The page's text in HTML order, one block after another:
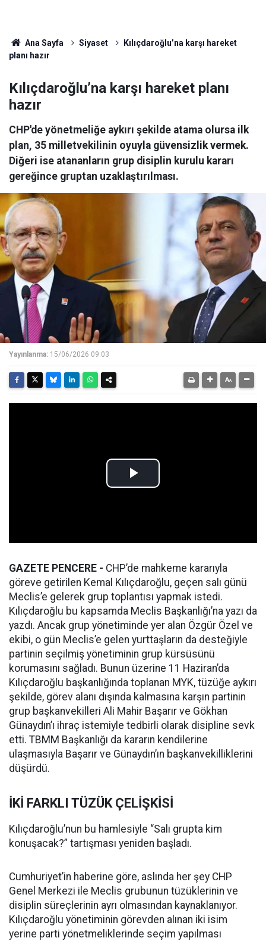
Ana Sayfa Siyaset
Kılıçdaroğlu’na karşı hareket
planı hazır
Kılıçdaroğlu’na karşı hareket planı
hazır
CHP'de yönetmeliğe aykırı şekilde atama olursa ilk
plan, 35 milletvekilinin oyuyla güvensizlik vermek.
Diğeri ise atananların grup disiplin kurulu kararı
gereğince gruptan uzaklaştırılması.
Yayınlanma: 15/06/2026 09:03
GAZETE PENCERE - CHP’de mahkeme kararıyla
göreve getirilen Kemal Kılıçdaroğlu, geçen salı günü
Meclis’e gelerek grup toplantısı yapmak istedi.
Kılıçdaroğlu bu kapsamda Meclis Başkanlığı’na yazı da
yazdı. Ancak grup yönetiminde yer alan Özgür Özel ve
ekibi, o gün Meclis’e gelen yurttaşların da desteğiyle
partinin seçilmiş yönetiminin grup kürsüsünü
korumasını sağladı. Bunun üzerine 11 Haziran’da
Kılıçdaroğlu başkanlığında toplanan MYK, tüzüğe aykırı
şekilde, görev alanı dışında kalmasına karşın partinin
grup başkanvekilleri Ali Mahir Başarır ve Gökhan
Günaydın’ı ihraç istemiyle tedbirli olarak disipline sevk
etti. TBMM Başkanlığı da kararın kendilerine
ulaşmasıyla Başarır ve Günaydın’ın başkanvekilliklerini
düşürdü.
İKİ FARKLI TÜZÜK ÇELİŞKİSİ
Kılıçdaroğlu’nun bu hamlesiyle “Salı grupta kim
konuşacak?” tartışması yeniden başladı.
Cumhuriyet’in haberine göre, aslında her şey CHP
Genel Merkezi ile Meclis grubunun tüzüklerinin ve
disiplin süreçlerinin ayrı olmasından kaynaklanıyor.
Kılıçdaroğlu yönetiminin görevden alınan iki isim
yerine parti yönetmeliklerinde seçim yapılması